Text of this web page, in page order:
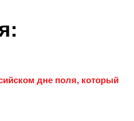
дне поля, который